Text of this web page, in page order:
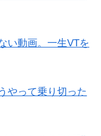
い動画。一生VTを
やって乗り切った